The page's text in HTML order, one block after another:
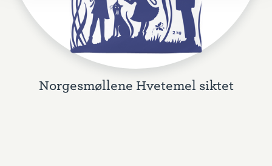
Norgesmøllene Hvetemel siktet